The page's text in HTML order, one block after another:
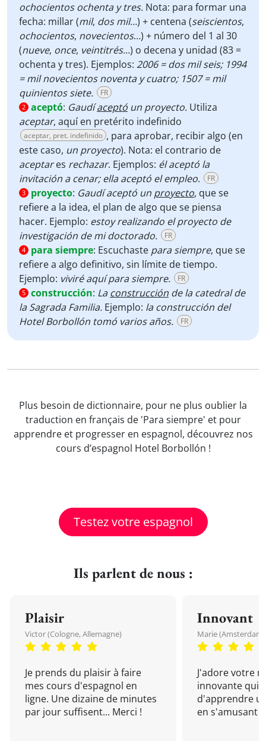
ochocientos ochenta y tres. Nota: para formar una
fecha: millar (mil, dos mil…) + centena (seiscientos,
ochocientos, novecientos…) + número del 1 al 30
(nueve, once, veintitrés…) o decena y unidad (83 =
ochenta y tres). Ejemplos: 2006 = dos mil seis; 1994
= mil novecientos noventa y cuatro; 1507 = mil
quinientos siete.
FR
2 aceptó: Gaudíaceptó un proyecto. Utiliza
aceptar, aquí en pretérito indefinido
aceptar, pret. indefinido , para aprobar, recibir algo (en
este caso, un proyecto). Nota: el contrario de
aceptares rechazar. Ejemplos: él aceptó la
invitación a cenar; ella aceptó el empleo.
FR
3 proyecto: Gaudí aceptó un proyecto, que se
refiere a la idea, el plan de algo que se piensa
hacer. Ejemplo: estoy realizando el proyecto de
investigación de mi doctorado.
FR
4 para siempre: Escuchaste para siempre, que se
refiere a algo definitivo, sin límite de tiempo.
Ejemplo: viviré aquí para siempre. FR
5 construcción: Laconstrucción de la catedral de
la Sagrada Familia. Ejemplo: la construcción del
Hotel Borbollón tomó varios años.
FR
Plus besoin de dictionnaire, pour ne plus oublier la
traduction en français de 'Para siempre' et pour
apprendre et progresser en espagnol, découvrez nos
cours d’espagnol Hotel Borbollón !
Testez votre espagnol
Ils parlent de nous :
Plaisir
Victor (Cologne, Allemagne)
Je prends du plaisir à faire
mes cours d'espagnol en
ligne. Une dizaine de minutes
par jour suffisent... Merci !
Innovant
Marie (Amsterdam,
J'adore votre
innovante qui
d'apprendre
en s'amusant !